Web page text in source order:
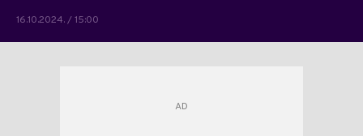
16.10.2024. / 15:00